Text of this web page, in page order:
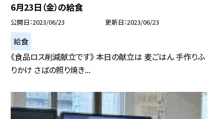
6月23日（金）の給食
公開日 2023/06/23 更新日 2023/06/23
給食
《食品ロス削減献立です》 本日の献立は 麦ごはん 手作りふ
りかけ さばの照り焼き...